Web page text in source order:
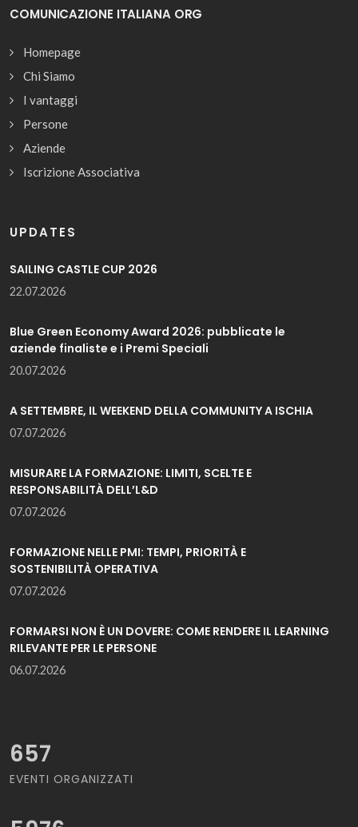
COMUNICAZIONE ITALIANA ORG
Homepage
Chi Siamo
I vantaggi
Persone
Aziende
Iscrizione Associativa
UPDATES
SAILING CASTLE CUP 2026
22.07.2026
Blue Green Economy Award 2026: pubblicate le
aziende finaliste e i Premi Speciali
20.07.2026
A SETTEMBRE, IL WEEKEND DELLA COMMUNITY A ISCHIA
07.07.2026
MISURARE LA FORMAZIONE: LIMITI, SCELTE E
RESPONSABILITÀ DELL’L&D
07.07.2026
FORMAZIONE NELLE PMI: TEMPI, PRIORITÀ E
SOSTENIBILITÀ OPERATIVA
07.07.2026
FORMARSI NON È UN DOVERE: COME RENDERE IL LEARNING
RILEVANTE PER LE PERSONE
06.07.2026
657
EVENTI ORGANIZZATI